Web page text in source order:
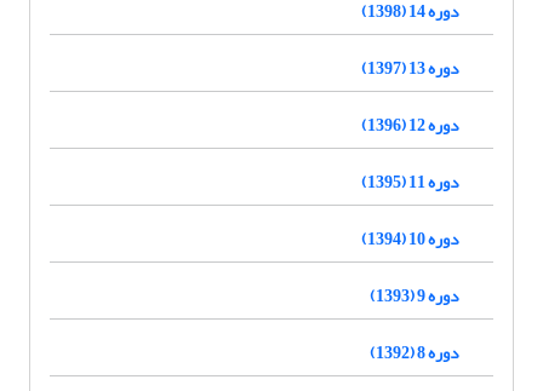
دوره 14 (1398)
دوره 13 (1397)
دوره 12 (1396)
دوره 11 (1395)
دوره 10 (1394)
دوره 9 (1393)
دوره 8 (1392)